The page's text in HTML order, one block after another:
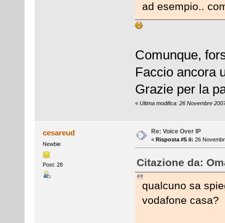
ad esempio..
Comunque,
Faccio ancora
Grazie per la
« Ultima modifica: 26 Novembre
cesareud
Newbie
Post: 28
Re: Voice Over IP
« Risposta #5 il: 26
Citazione da:
qualcuno sa
vodafone casa?